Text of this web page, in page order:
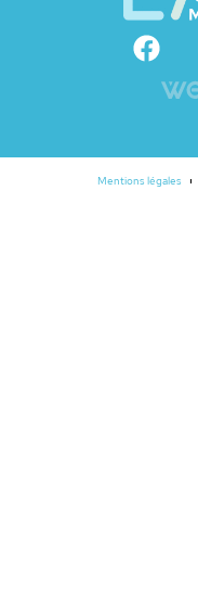
Mentions légales